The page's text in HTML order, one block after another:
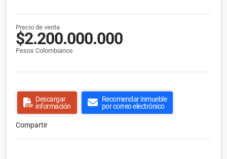
Precio de venta
$2.200.000.000
Pesos Colombianos
Descargar
información
Recomendar inmueble
por correo electrónico
Compartir